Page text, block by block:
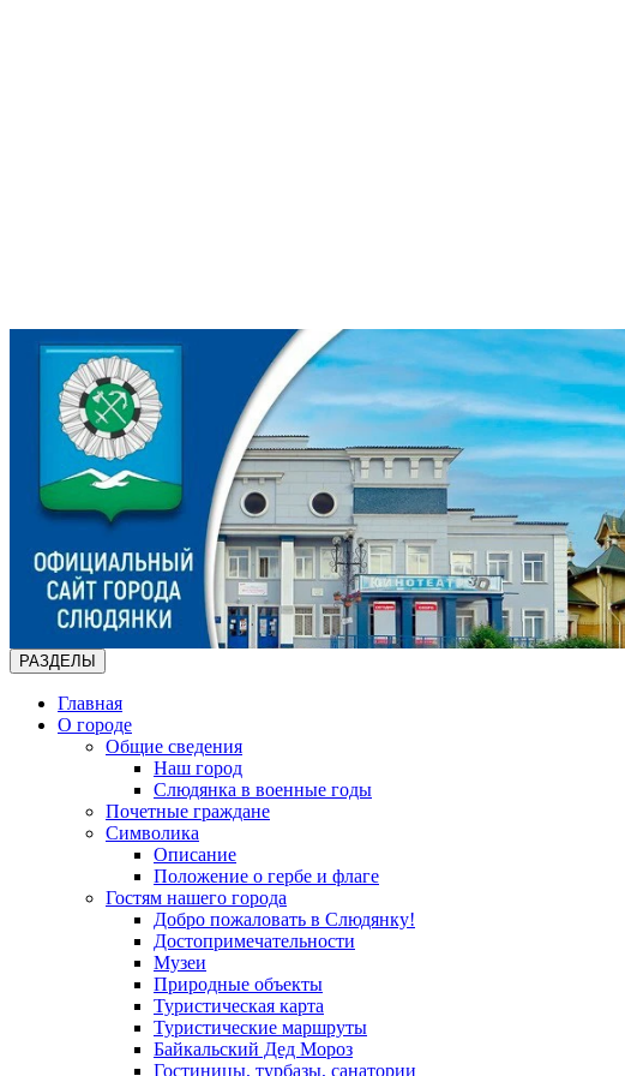
РАЗДЕЛЫ
Главная
О городе
Общие сведения
Наш город
Слюдянка в военные годы
Почетные граждане
Символика
Описание
Положение о гербе и флаге
Гостям нашего города
Добро пожаловать в Слюдянку!
Достопримечательности
Музеи
Природные объекты
Туристическая карта
Туристические маршруты
Байкальский Дед Мороз
Гостиницы, турбазы, санатории